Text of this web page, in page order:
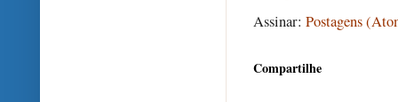
Assinar: Postagens
Compartilhe